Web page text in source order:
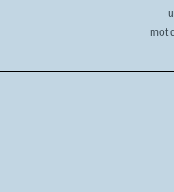
mot